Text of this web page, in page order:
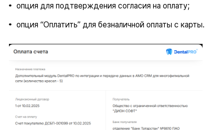
опция для подтверждения согласия на оплату;
опция “Оплатить” для безналичной оплаты с карты.